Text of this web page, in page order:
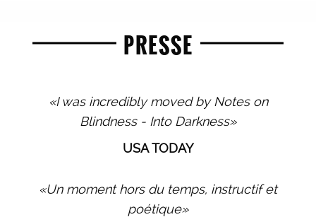
PRESSE
«I was incredibly moved by Notes on
Blindness - Into Darkness»
USA TODAY
«Un moment hors du temps, instructif et
poétique»